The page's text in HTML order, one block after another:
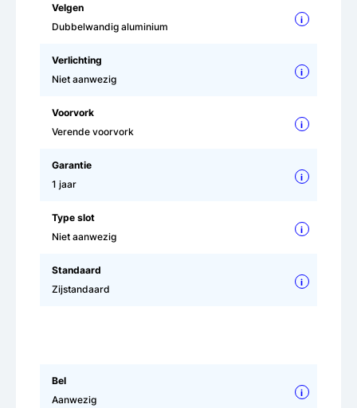
Velgen
Dubbelwandig aluminium
i
Verlichting
Niet aanwezig
i
Voorvork
Verende voorvork
i
Garantie
1 jaar
i
Type slot
Niet aanwezig
i
Standaard
Zijstandaard
i
Bel
Aanwezig
i